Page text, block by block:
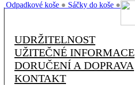
Odpadkové koše ● Sáčky do koše ●
UDRŽITELNOST
UŽITEČNÉ INFORMACE
DORUČENÍ A DOPRAVA
KONTAKT